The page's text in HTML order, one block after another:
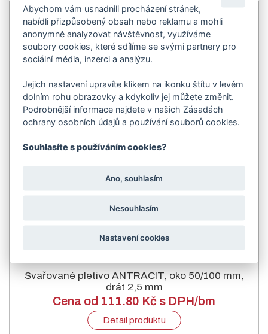
Svařované pletivo ANTRACIT, oko 50/100 mm,
drát 2,5 mm
Cena od 111.80 Kč s DPH/bm
Detail produktu
Abychom vám usnadnili procházení stránek,
nabídli přizpůsobený obsah nebo reklamu a mohli
anonymně analyzovat návštěvnost, využíváme
soubory cookies, které sdílíme se svými partnery pro
sociální média, inzerci a analýzu.
Jejich nastavení upravíte klikem na ikonku štítu v levém
dolním rohu obrazovky a kdykoliv jej můžete změnit.
Podrobnější informace najdete v našich Zásadách
ochrany osobních údajů a používání souborů cookies.
Souhlasíte s používáním cookies?
Ano, souhlasím
Nesouhlasím
Nastavení cookies